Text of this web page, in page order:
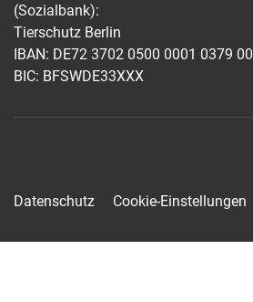
(Sozialbank):
Tierschutz Berlin
IBAN: DE72 3702 0500 0001 0379 00
BIC: BFSWDE33XXX
Datenschutz Cookie-Einstellungen